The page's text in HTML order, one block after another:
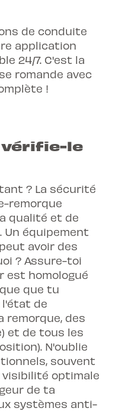
de conduite
application
24/7. C'est la
romande avec
!
le
? La sécurité
remorque
qualité et de
équipement
avoir des
? Assure-toi
est homologué
que tu
l'état de
remorque, des
et de tous les
N'oublie
souvent
optimale
de ta
systèmes anti-